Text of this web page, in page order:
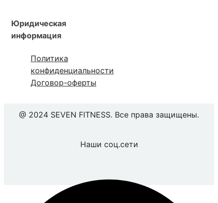
Юридическая
информация
Политика
конфиденциальности
Договор-оферты
@ 2024 SEVEN FITNESS. Все права защищены.
Наши соц.сети